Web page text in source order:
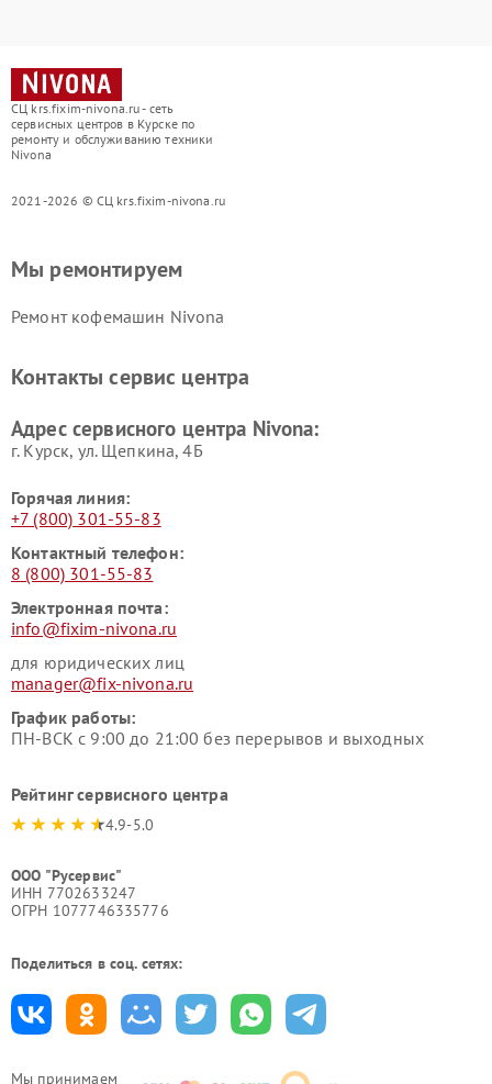
СЦ krs.fixim-nivona.ru - сеть
сервисных центров в Курске по
ремонту и обслуживанию техники
Nivona
2021-2026 © СЦ krs.fixim-nivona.ru
Мы принимаем
Мы ремонтируем
Ремонт кофемашин Nivona
Контакты сервис центра
Адрес сервисного центра Nivona:
г. Курск, ул. Щепкина, 4Б
Горячая линия:
+7 (800) 301-55-83
Контактный телефон:
8 (800) 301-55-83
Электронная почта:
info@fixim-nivona.ru
для юридических лиц
manager@fix-nivona.ru
График работы:
ПН-ВСК с 9:00 до 21:00 без перерывов и выходных
Рейтинг сервисного центра
4.9-5.0
ООО "Русервис"
ИНН 7702633247
ОГРН 1077746335776
Поделиться в соц. сетях: